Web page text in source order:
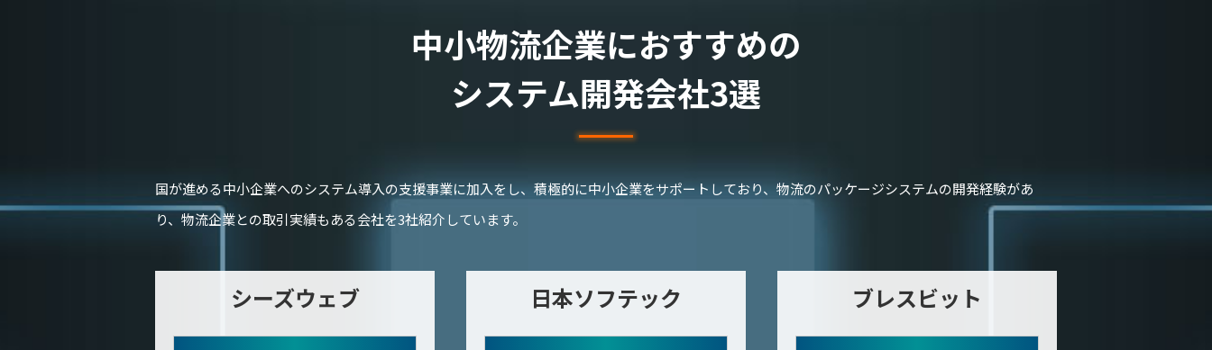
中⼩物流企業におすすめの
システム開発会社3選
国が進める中小企業へのシステム導入の支援事業に加入をし、積極的に中小企業をサポートしており、物流のパッケージシステムの開発経験があ
り、物流企業との取引実績もある会社を3社紹介しています。
シーズウェブ 日本ソフテック ブレスビット